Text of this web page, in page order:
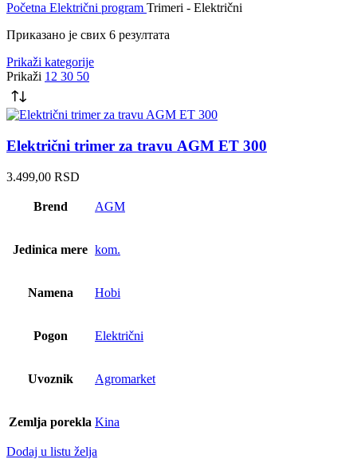
Početna Električni program Trimeri - Električni
Приказано је свих 6 резултата
Prikaži kategorije
Prikaži 12 30 50
Električni trimer za travu AGM ET 300
3.499,00 RSD
Brend AGM
Jedinica mere kom.
Namena Hobi
Pogon Električni
Uvoznik Agromarket
Zemlja porekla Kina
Dodaj u listu želja